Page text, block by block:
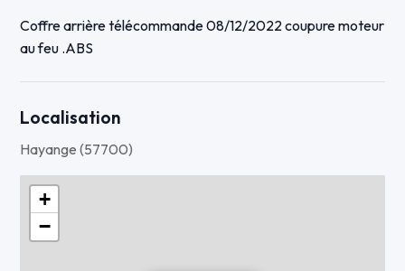
Coffre arrière télécommande 08/12/2022 coupure moteur
au feu .ABS
Localisation
Hayange (57700)
+
−